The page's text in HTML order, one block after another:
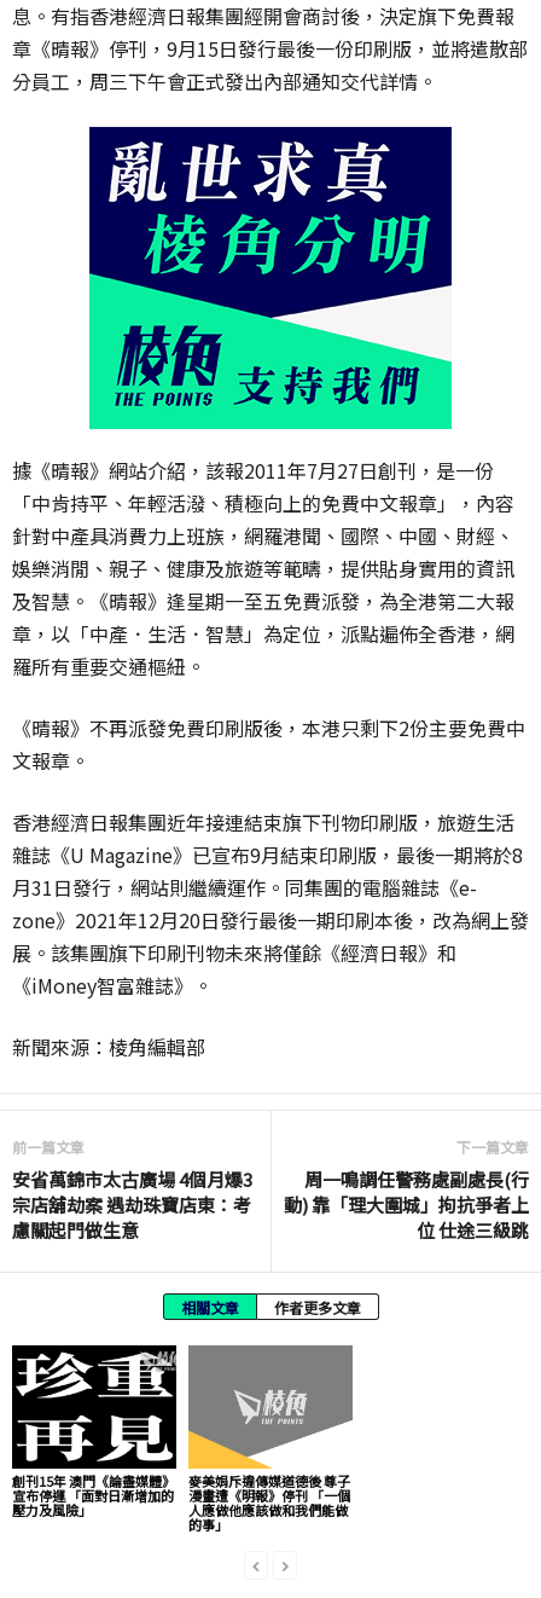
息。有指香港經濟日報集團經開會商討後，決定旗下免費報
章《晴報》停刊，9月15日發行最後一份印刷版，並將遣散部
分員工，周三下午會正式發出內部通知交代詳情。
據《晴報》網站介紹，該報2011年7月27日創刊，是一份
「中肯持平、年輕活潑、積極向上的免費中文報章」，內容
針對中產具消費力上班族，網羅港聞、國際、中國、財經、
娛樂消閒、親子、健康及旅遊等範疇，提供貼身實用的資訊
及智慧。《晴報》逢星期一至五免費派發，為全港第二大報
章，以「中產．生活．智慧」為定位，派點遍佈全香港，網
羅所有重要交通樞紐。
《晴報》不再派發免費印刷版後，本港只剩下2份主要免費中
文報章。
香港經濟日報集團近年接連結束旗下刊物印刷版，旅遊生活
雜誌《U Magazine》已宣布9月結束印刷版，最後一期將於8
月31日發行，網站則繼續運作。同集團的電腦雜誌《e-
zone》2021年12月20日發行最後一期印刷本後，改為網上發
展。該集團旗下印刷刊物未來將僅餘《經濟日報》和
《iMoney智富雜誌》。
新聞來源：棱角編輯部
前一篇文章
安省萬錦市太古廣場 4個月爆3
宗店舖劫案 遇劫珠寶店東：考
慮關起門做生意
下一篇文章
周一鳴調任警務處副處長(行
動) 靠「理大圍城」拘抗爭者上
位 仕途三級跳
相關文章 作者更多文章
創刊15年 澳門《論盡媒體》
宣布停運 「面對日漸增加的
壓力及風險」
麥美娟斥違傳媒道德後 尊子
漫畫遭《明報》停刊 「一個
人應做他應該做和我們能做
的事」